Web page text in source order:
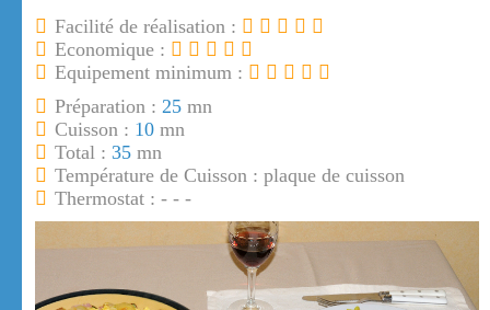
Facilité de réalisation :
Economique :
Equipement minimum :
Préparation : 25 mn
Cuisson : 10 mn
Total : 35 mn
Température de Cuisson : plaque de cuisson
Thermostat : - - -